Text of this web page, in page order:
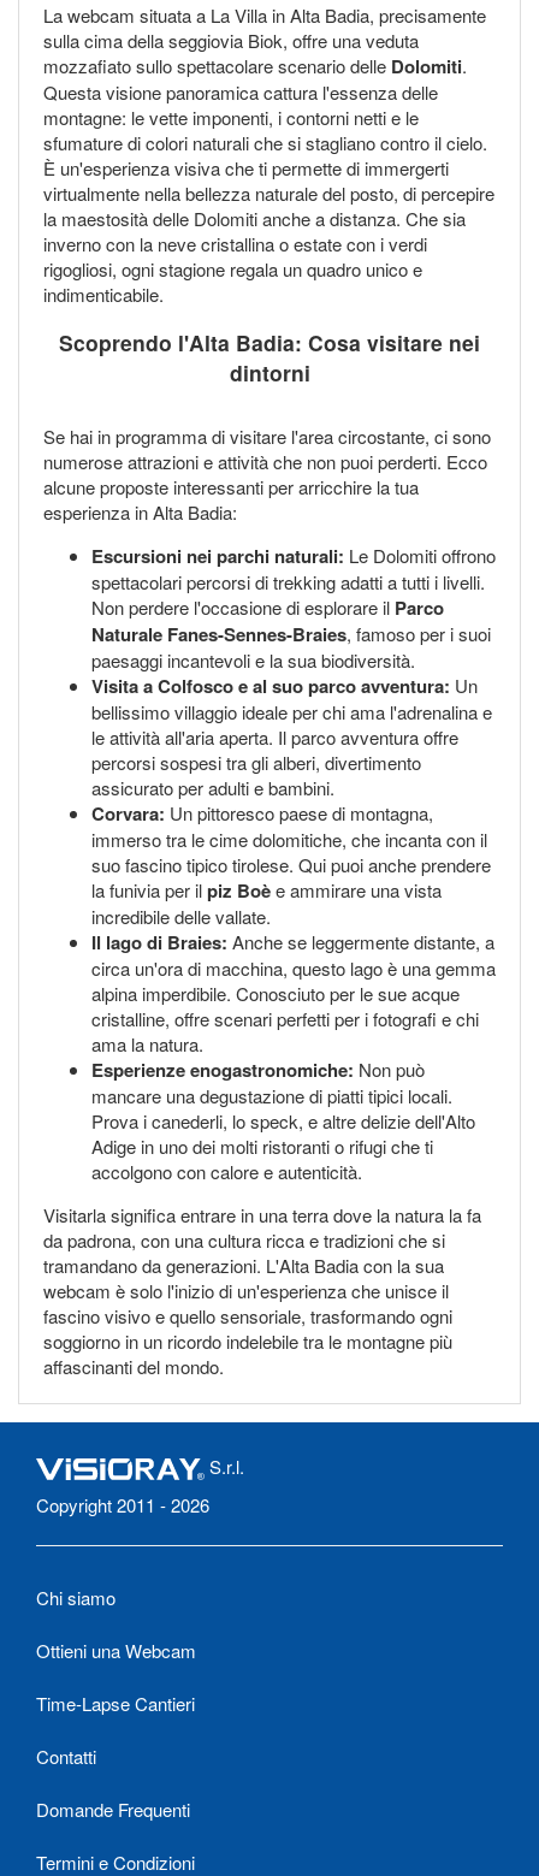
La webcam situata a La Villa in Alta Badia, precisamente
sulla cima della seggiovia Biok, offre una veduta
mozzafiato sullo spettacolare scenario delle Dolomiti.
Questa visione panoramica cattura l'essenza delle
montagne: le vette imponenti, i contorni netti e le
sfumature di colori naturali che si stagliano contro il cielo.
È un'esperienza visiva che ti permette di immergerti
virtualmente nella bellezza naturale del posto, di percepire
la maestosità delle Dolomiti anche a distanza. Che sia
inverno con la neve cristallina o estate con i verdi
rigogliosi, ogni stagione regala un quadro unico e
indimenticabile.
Scoprendo l'Alta Badia: Cosa visitare nei
dintorni
Se hai in programma di visitare l'area circostante, ci sono
numerose attrazioni e attività che non puoi perderti. Ecco
alcune proposte interessanti per arricchire la tua
esperienza in Alta Badia:
Escursioni nei parchi naturali: Le Dolomiti offrono
spettacolari percorsi di trekking adatti a tutti i livelli.
Non perdere l'occasione di esplorare il Parco
Naturale Fanes-Sennes-Braies, famoso per i suoi
paesaggi incantevoli e la sua biodiversità.
Visita a Colfosco e al suo parco avventura: Un
bellissimo villaggio ideale per chi ama l'adrenalina e
le attività all'aria aperta. Il parco avventura offre
percorsi sospesi tra gli alberi, divertimento
assicurato per adulti e bambini.
Corvara: Un pittoresco paese di montagna,
immerso tra le cime dolomitiche, che incanta con il
suo fascino tipico tirolese. Qui puoi anche prendere
la funivia per ilpiz Boèe ammirare una vista
incredibile delle vallate.
Il lago di Braies: Anche se leggermente distante, a
circa un'ora di macchina, questo lago è una gemma
alpina imperdibile. Conosciuto per le sue acque
cristalline, offre scenari perfetti per i fotografi e chi
ama la natura.
Esperienze enogastronomiche: Non può
mancare una degustazione di piatti tipici locali.
Prova i canederli, lo speck, e altre delizie dell'Alto
Adige in uno dei molti ristoranti o rifugi che ti
accolgono con calore e autenticità.
Visitarla significa entrare in una terra dove la natura la fa
da padrona, con una cultura ricca e tradizioni che si
tramandano da generazioni. L'Alta Badia con la sua
webcam è solo l'inizio di un'esperienza che unisce il
fascino visivo e quello sensoriale, trasformando ogni
soggiorno in un ricordo indelebile tra le montagne più
affascinanti del mondo.
S.r.l.
Copyright 2011 - 2026
Chi siamo
Ottieni una Webcam
Time-Lapse Cantieri
Contatti
Domande Frequenti
Termini e Condizioni